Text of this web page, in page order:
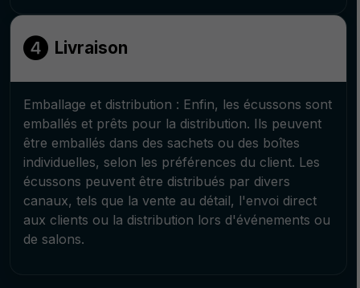
Livraison
Emballage et distribution : Enfin, les écussons sont
emballés et prêts pour la distribution. Ils peuvent
être emballés dans des sachets ou des boîtes
individuelles, selon les préférences du client. Les
écussons peuvent être distribués par divers
canaux, tels que la vente au détail, l'envoi direct
aux clients ou la distribution lors d'événements ou
de salons.